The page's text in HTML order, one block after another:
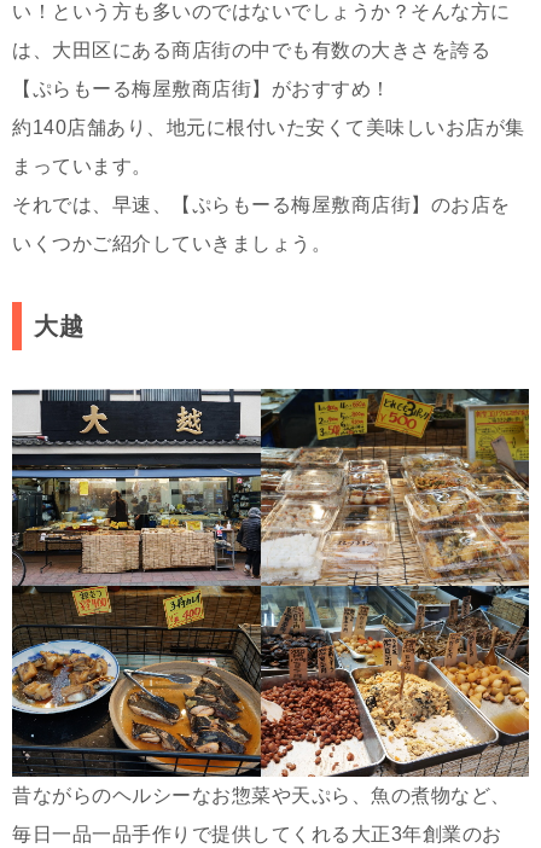
い！という方も多いのではないでしょうか？そんな方に
は、大田区にある商店街の中でも有数の大きさを誇る
【ぷらもーる梅屋敷商店街】がおすすめ！
約140店舗あり、地元に根付いた安くて美味しいお店が集
まっています。
それでは、早速、【ぷらもーる梅屋敷商店街】のお店を
いくつかご紹介していきましょう。
大越
昔ながらのヘルシーなお惣菜や天ぷら、魚の煮物など、
毎日一品一品手作りで提供してくれる大正3年創業のお